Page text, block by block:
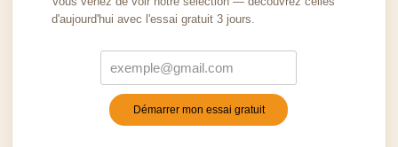
d'aujourd'hui avec l'essai gratuit 3 jours.
Démarrer mon essai gratuit